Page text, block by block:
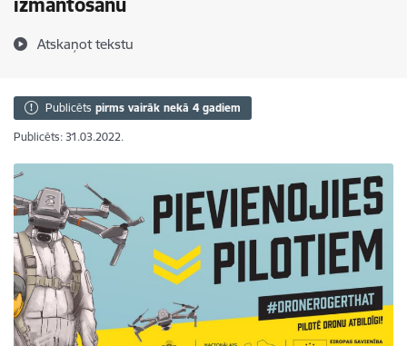
izmantošanu
Atskaņot tekstu
Publicēts pirms vairāk nekā 4 gadiem
Publicēts: 31.03.2022.